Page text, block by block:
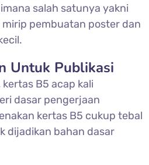
salah satunya yakni
mirip pembuatan poster dan
Untuk Publikasi
B5 acap kali
dasar pengerjaan
kertas B5 cukup tebal
dijadikan bahan dasar